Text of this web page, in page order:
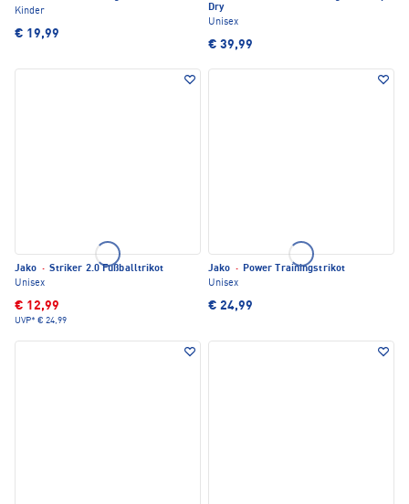
Kinder
€ 19,99
Dry
Unisex
€ 39,99
Jako · Striker 2.0 Fußballtrikot
Unisex
€ 12,99
UVP* € 24,99
Jako · Power Trainingstrikot
Unisex
€ 24,99